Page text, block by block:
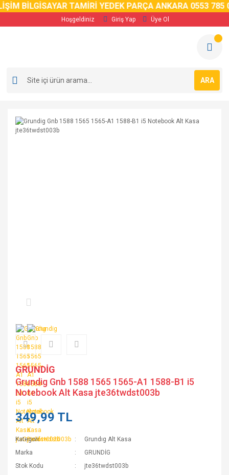
BİLGİSAYAR TAMİRİ YEDEK PARÇA ANKARA 0553 785 02
Hoşgeldiniz Giriş Yap Üye Ol
ARA
GRUNDİG
Grundig Gnb 1588 1565 1565-A1 1588-B1 i5
Notebook Alt Kasa jte36twdst003b
349,99 TL
Kategori
Grundıg Alt Kasa
Marka
GRUNDİG
Stok Kodu
jte36twdst003b